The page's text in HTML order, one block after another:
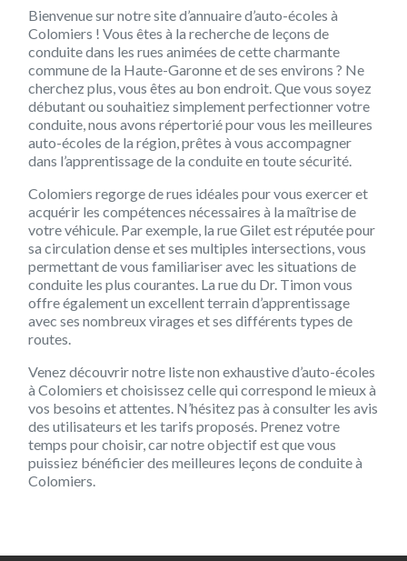
Bienvenue sur notre site d’annuaire d’auto-écoles à
Colomiers ! Vous êtes à la recherche de leçons de
conduite dans les rues animées de cette charmante
commune de la Haute-Garonne et de ses environs ? Ne
cherchez plus, vous êtes au bon endroit. Que vous soyez
débutant ou souhaitiez simplement perfectionner votre
conduite, nous avons répertorié pour vous les meilleures
auto-écoles de la région, prêtes à vous accompagner
dans l’apprentissage de la conduite en toute sécurité.
Colomiers regorge de rues idéales pour vous exercer et
acquérir les compétences nécessaires à la maîtrise de
votre véhicule. Par exemple, la rue Gilet est réputée pour
sa circulation dense et ses multiples intersections, vous
permettant de vous familiariser avec les situations de
conduite les plus courantes. La rue du Dr. Timon vous
offre également un excellent terrain d’apprentissage
avec ses nombreux virages et ses différents types de
routes.
Venez découvrir notre liste non exhaustive d’auto-écoles
à Colomiers et choisissez celle qui correspond le mieux à
vos besoins et attentes. N’hésitez pas à consulter les avis
des utilisateurs et les tarifs proposés. Prenez votre
temps pour choisir, car notre objectif est que vous
puissiez bénéficier des meilleures leçons de conduite à
Colomiers.